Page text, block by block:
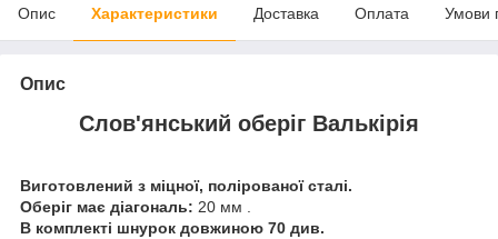
Опис Характеристики Доставка Оплата Умови
Опис
Слов'янський оберіг Валькірія
Виготовлений з міцної, полірованої сталі.
Оберіг має діагональ: 20 мм .
В комплекті шнурок довжиною 70 див.